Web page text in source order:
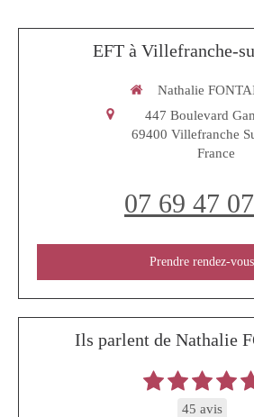
EFT à Villefranche-
Nathalie
447 Boulevard
69400 Villefranche
France
07 69 47
Prendre rendez-vous
Ils parlent de Nathalie
45 avis